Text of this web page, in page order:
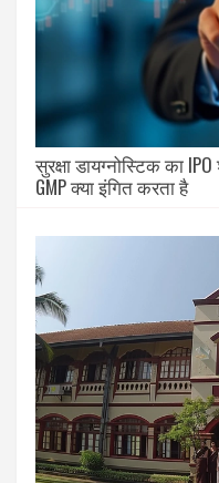
सुरक्षा डायग्नोस्टिक का
GMP क्या इंगित करता है